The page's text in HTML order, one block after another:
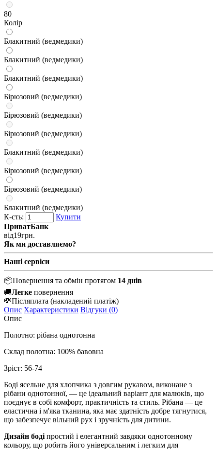
80
Колір
Блакитний (ведмедики)
Блакитний (ведмедики)
Блакитний (ведмедики)
Бірюзовий (ведмедики)
Бірюзовий (ведмедики)
Бірюзовий (ведмедики)
Блакитний (ведмедики)
Бірюзовий (ведмедики)
Бірюзовий (ведмедики)
Блакитний (ведмедики)
К-сть:
Купити
ПриватБанк
від19грн.
Як ми доставляємо?
Наші сервіси
📦Повернення та обмін протягом 14 днів
🚚Легке повернення
💸Післяплата (накладений платіж)
Опис Характеристики Відгуки (0)
Опис
Полотно: рібана однотонна
Склад полотна: 100% бавовна
Зріст: 56-74
Боді ясельне для хлопчика з довгим рукавом, виконане з
рібани однотонної, — це ідеальний варіант для малюків, що
поєднує в собі комфорт, практичність та стиль. Рібана — це
еластична і м'яка тканина, яка має здатність добре тягнутися,
що забезпечує вільний рух і зручність для дитини.
Дизайн боді простий і елегантний завдяки однотонному
кольору, що робить його універсальним і легким для